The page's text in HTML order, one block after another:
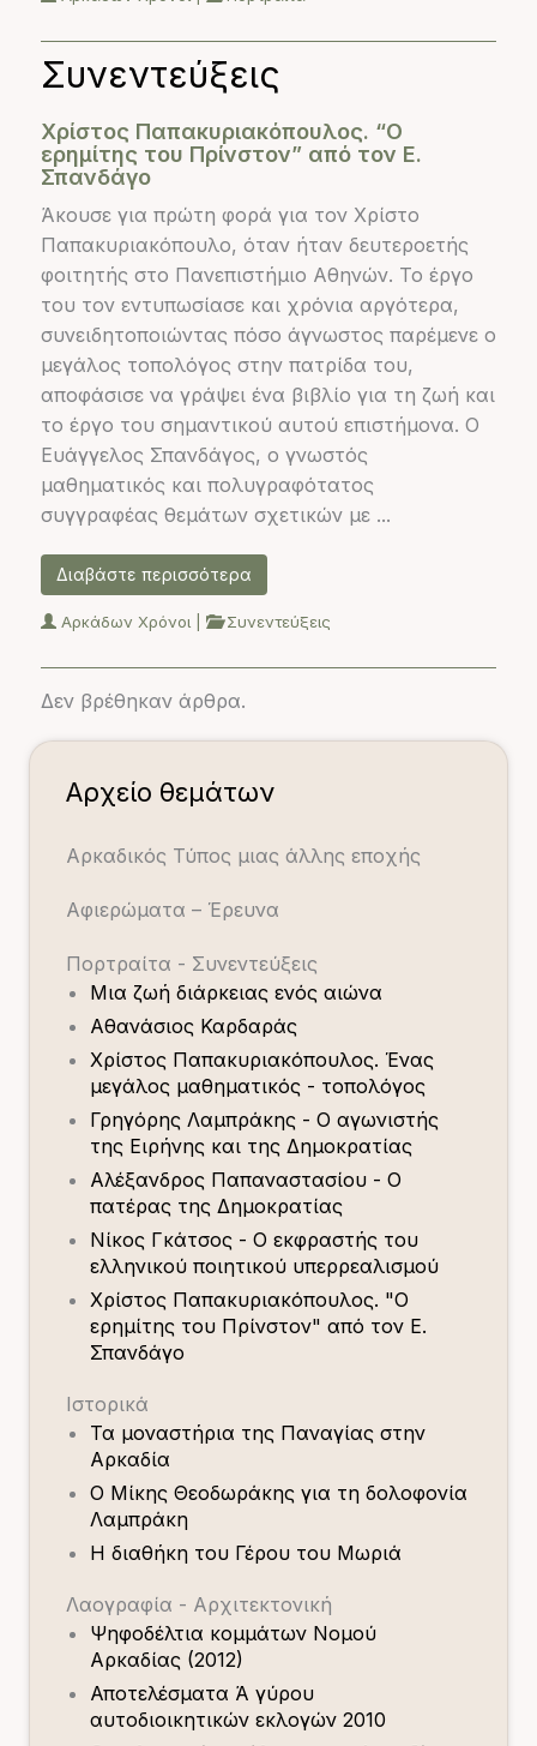
Συνεντεύξεις
Χρίστος Παπακυριακόπουλος. “Ο
ερημίτης του Πρίνστον” από τον Ε.
Σπανδάγο
Άκουσε για πρώτη φορά για τον Χρίστο
Παπακυριακόπουλο, όταν ήταν δευτεροετής
φοιτητής στο Πανεπιστήμιο Αθηνών. Το έργο
του τον εντυπωσίασε και χρόνια αργότερα,
συνειδητοποιώντας πόσο άγνωστος παρέμενε ο
μεγάλος τοπολόγος στην πατρίδα του,
αποφάσισε να γράψει ένα βιβλίο για τη ζωή και
το έργο του σημαντικού αυτού επιστήμονα. Ο
Ευάγγελος Σπανδάγος, ο γνωστός
μαθηματικός και πολυγραφότατος
συγγραφέας θεμάτων σχετικών με ...
Διαβάστε περισσότερα
Αρκάδων Χρόνοι Συνεντεύξεις
Δεν βρέθηκαν άρθρα.
Αρχείο θεμάτων
Αρκαδικός Τύπος μιας άλλης εποχής
Αφιερώματα – Έρευνα
Πορτραίτα - Συνεντεύξεις
Μια ζωή διάρκειας ενός αιώνα
Αθανάσιος Καρδαράς
Χρίστος Παπακυριακόπουλος. Ένας
μεγάλος μαθηματικός - τοπολόγος
Γρηγόρης Λαμπράκης - Ο αγωνιστής
της Ειρήνης και της Δημοκρατίας
Αλέξανδρος Παπαναστασίου - Ο
πατέρας της Δημοκρατίας
Νίκος Γκάτσος - Ο εκφραστής του
ελληνικού ποιητικού υπερρεαλισμού
Χρίστος Παπακυριακόπουλος. "Ο
ερημίτης του Πρίνστον" από τον Ε.
Σπανδάγο
Ιστορικά
Τα μοναστήρια της Παναγίας στην
Αρκαδία
Ο Μίκης Θεοδωράκης για τη δολοφονία
Λαμπράκη
Η διαθήκη του Γέρου του Μωριά
Λαογραφία - Αρχιτεκτονική
Ψηφοδέλτια κομμάτων Νομού
Αρκαδίας (2012)
Αποτελέσματα Ά γύρου
αυτοδιοικητικών εκλογών 2010